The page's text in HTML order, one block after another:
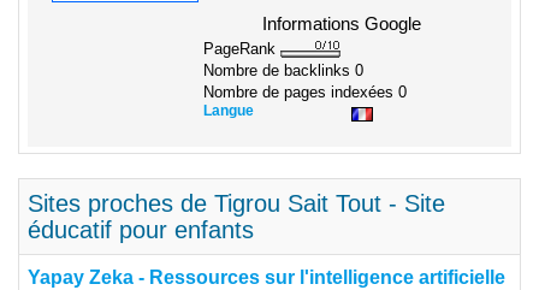
Informations Google
PageRank
Nombre de backlinks 0
Nombre de pages indexées 0
Langue
Sites proches de Tigrou Sait Tout - Site
éducatif pour enfants
Yapay Zeka - Ressources sur l'intelligence artificielle